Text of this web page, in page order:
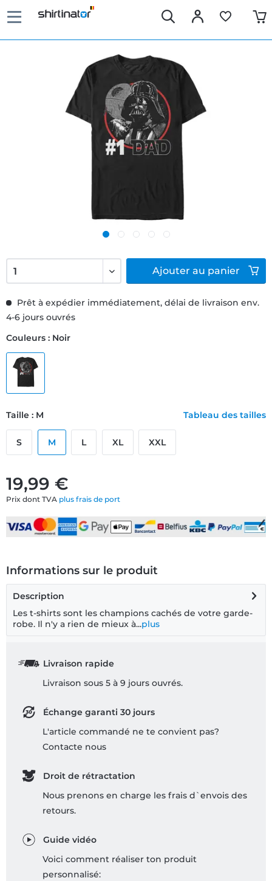
19,99 €
Prix dont TVA plus frais de port
Prêt à expédier immédiatement, délai de livraison env.
4-6 jours ouvrés
Couleurs : Noir
Taille : M Tableau des tailles
S M L XL XXL
Ajouter au panier
Informations sur le produit
Description
Les t-shirts sont les champions cachés de votre garde-
robe. Il n'y a rien de mieux à...plus
Livraison rapide
Livraison sous 5 à 9 jours ouvrés.
Échange garanti 30 jours
L'article commandé ne te convient pas?
Contacte nous
Droit de rétractation
Nous prenons en charge les frais d`envois des
retours.
Guide vidéo
Voici comment réaliser ton produit
personnalisé: